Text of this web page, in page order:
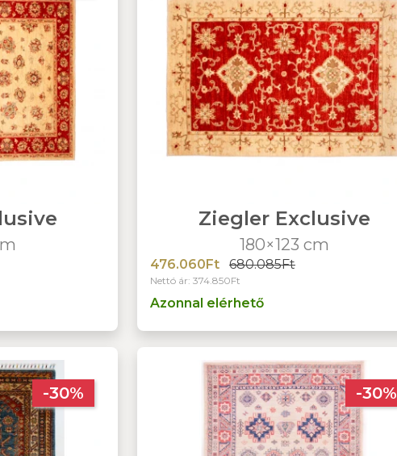
Ziegler Exclusive
180×123 cm
476.060Ft 680.085Ft
Nettó ár: 374.850Ft
Azonnal elérhető
-30% -30%